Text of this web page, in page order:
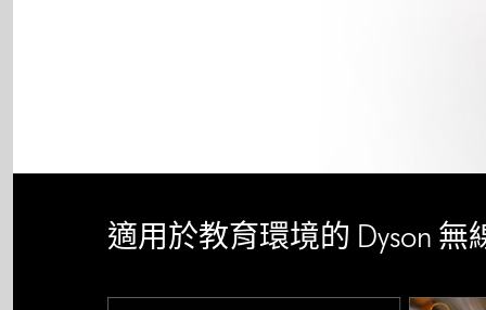
適用於教育環境的 Dyson 無